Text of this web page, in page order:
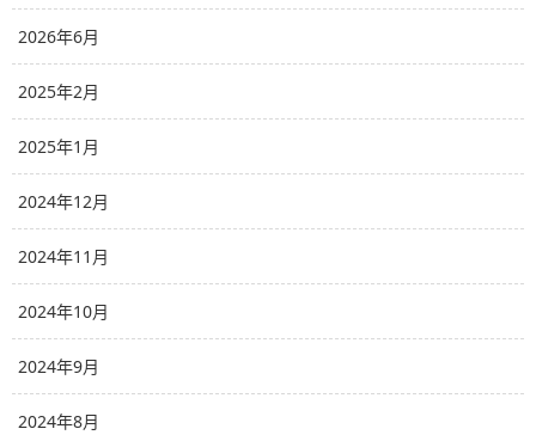
2026年6月
2025年2月
2025年1月
2024年12月
2024年11月
2024年10月
2024年9月
2024年8月